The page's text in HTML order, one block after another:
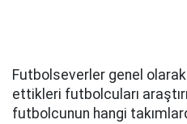
Futbolseverler genel
ettikleri futbolcuları
futbolcunun hangi